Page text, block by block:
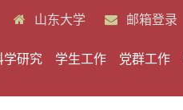
山东大学 邮箱登录
学研究 学生工作 党群工作